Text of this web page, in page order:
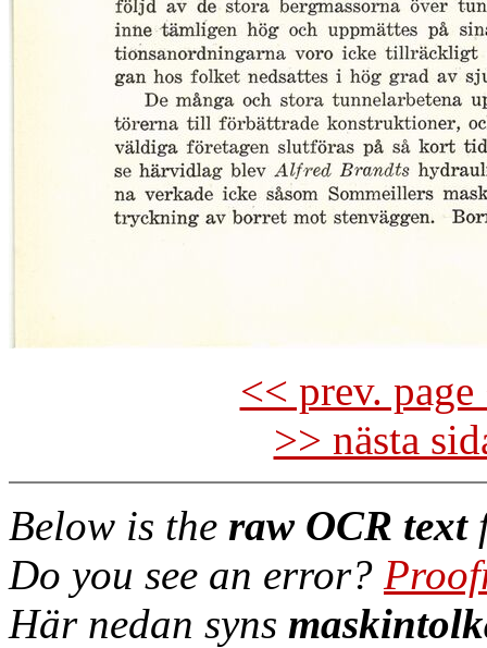
<< prev.
>> nästa
Below is the raw OCR text
Do you see an error?
Här nedan syns